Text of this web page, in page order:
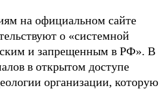
на официальном сайте
о «системной
и запрещенным в РФ». В
в открытом доступе
организации, которую